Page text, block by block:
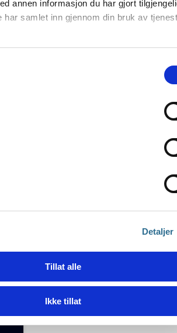
annen informasjon du har gjort
har samlet inn gjennom din bruk av
Detaljer
Tillat alle
Ikke tillat